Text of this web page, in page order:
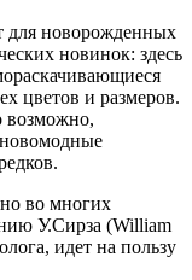
для новорожденных
новинок: здесь
цветов и размеров.
возможно,
новомодные
во многих
У.Сирза (William
идет на пользу